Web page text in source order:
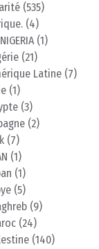
(535)
(4)
NIGERIA(1)
(21)
Latine (7)
(1)
(3)
(2)
(7)
(1)
(1)
(5)
(9)
(24)
(140)